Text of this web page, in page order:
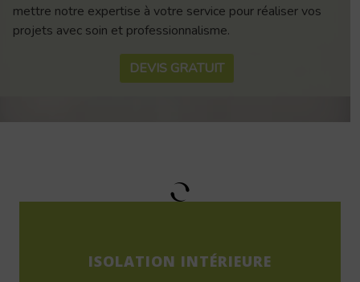
mettre notre expertise à votre service pour réaliser vos
projets avec soin et professionnalisme.
DEVIS GRATUIT
ISOLATION INTÉRIEURE